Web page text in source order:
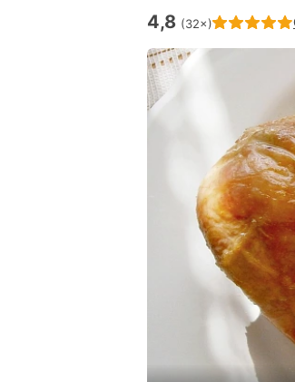
Hodnocení receptu je
4,8 (32×)